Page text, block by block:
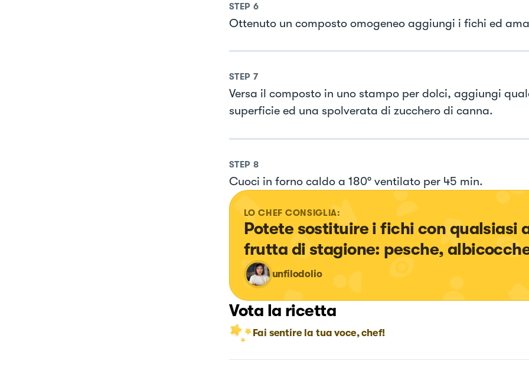
STEP 6
Ottenuto un composto omogeneo aggiungi i fichi ed
STEP 7
Versa il composto in uno stampo per dolci, aggiungi
superficie ed una spolverata di zucchero di canna.
STEP 8
Cuoci in forno caldo a 180° ventilato per 45 min.
LO CHEF CONSIGLIA:
Potete sostituire i fichi con qualsiasi
frutta di stagione: pesche,
unfilodolio
Vota la ricetta
Fai sentire la tua voce, chef!